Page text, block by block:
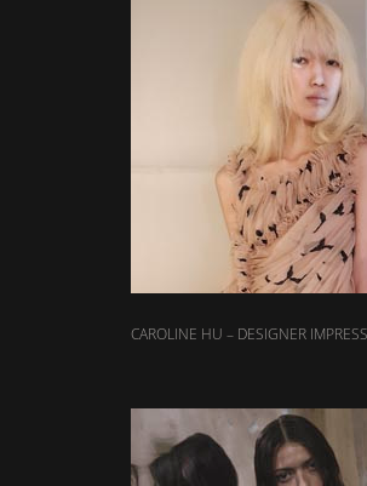
CAROLINE HU – DESIGNER